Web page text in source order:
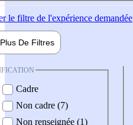
le filtre de l'expérience demandée
Plus De Filtres
Cadre
Non cadre (7)
Non renseignée (1)